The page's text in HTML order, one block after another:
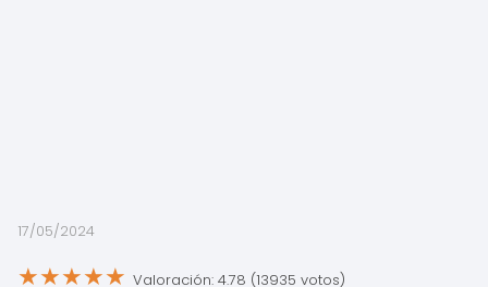
17/05/2024
★★★★★ Valoración: 4.78 (13935 votos)